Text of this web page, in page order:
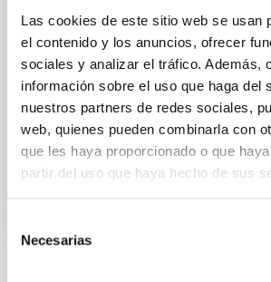
Las cookies de este sitio web se usan
el contenido y los anuncios, ofrecer
sociales y analizar el tráfico. Además,
información sobre el uso que haga del
nuestros partners de redes sociales,
web, quienes pueden combinarla con
que les haya proporcionado o que
partir del uso que haya hecho de sus
Necesarias
studies have revealed that the cores
galaxies are redder than their
spectroscopy is needed to break the
Cheng, Chloe M. et al.
Fecha de publicación: 6 2026
NÚMERO DE CITAS